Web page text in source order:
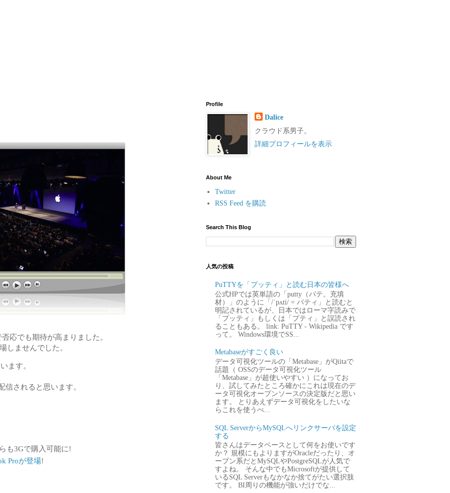
応でも期待が高まりました。
しませんでした。
ます。
信されると思います。
も3Gで購入可能に!
Proが登場!
Profile
Dalice
クラウド系男子。
詳細プロフィールを表示
About Me
Twitter
RSS Feed を購読
Search This Blog
人気の投稿
PuTTYを「プッティ」と読む日本の皆様へ
公式HPでは英単語の「putty（パテ。充填
材）」のように「/ˈpʌti/ = パティ」と読むと
明記されているが、日本ではローマ字読みで
「プッティ」もしくは「プティ」と誤読され
ることもある。 link: PuTTY - Wikipedia です
って。 Windows環境でSS...
Metabaseがすごく良い
データ可視化ツールの「Metabase」がQiitaで
話題（ OSSのデータ可視化ツール
「Metabase」が超使いやすい ）になってお
り、試してみたところ確かにこれは現在のデ
ータ可視化オープンソースの決定版だと思い
ます。 とりあえずデータ可視化をしたいな
らこれを使うべ...
SQL ServerからMySQLへリンクサーバを設定
する
皆さんはデータベースとして何をお使いです
か？ 規模にもよりますがOracleだったり、オ
ープン系だとMySQLやPostgreSQLが人気で
すよね。 そんな中でもMicrosoftが提供して
いるSQL Serverもなかなか捨てがたい選択肢
です。 BI周りの機能が強いだけでな...